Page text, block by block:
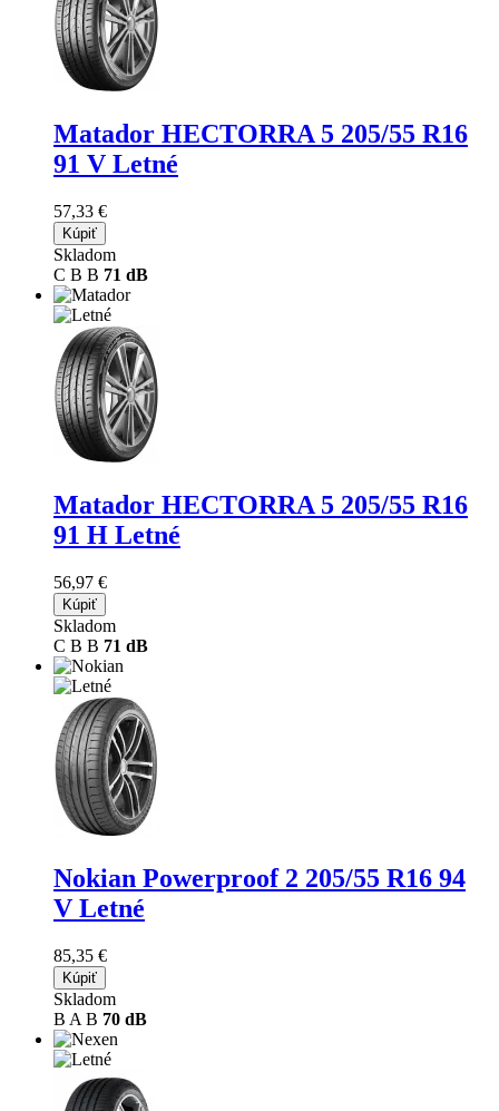
Matador HECTORRA 5 205/55 R16
91 V Letné
57,33 €
Kúpiť
Skladom
C B B 71 dB
Matador HECTORRA 5 205/55 R16
91 H Letné
56,97 €
Kúpiť
Skladom
C B B 71 dB
Nokian Powerproof 2 205/55 R16 94
V Letné
85,35 €
Kúpiť
Skladom
B A B 70 dB